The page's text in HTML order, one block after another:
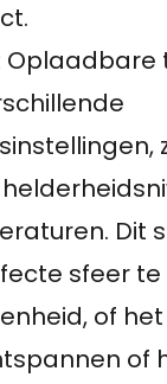
Dit
sfeer
of
of